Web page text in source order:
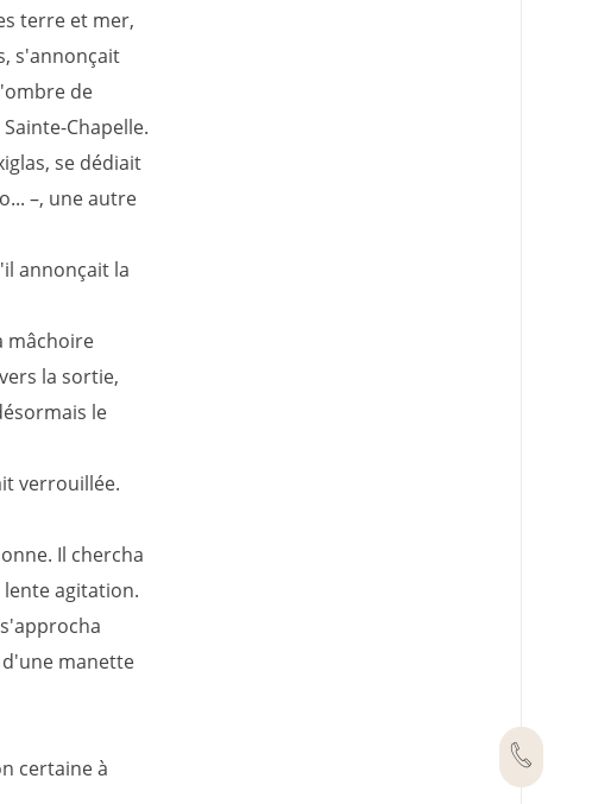
terre et mer,
s'annonçait
de
Chapelle.
se dédiait
–, une autre
annonçait la
mâchoire
la sortie,
le
verrouillée.
Il chercha
agitation.
manette
certaine à